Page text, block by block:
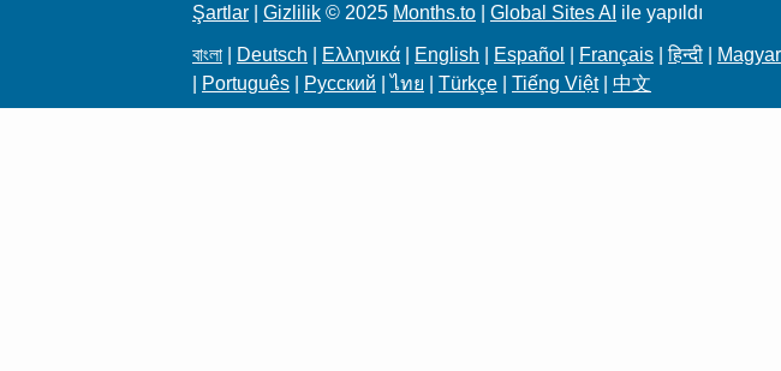
Şartlar Gizlilik © 2025 Months.to Global Sites AI ile yapıldı
বাংলা Deutsch Ελληνικά English Español Français |हिन्दी Magyar
Português Русский |ไทย Türkçe Tiếng Việt| 中文